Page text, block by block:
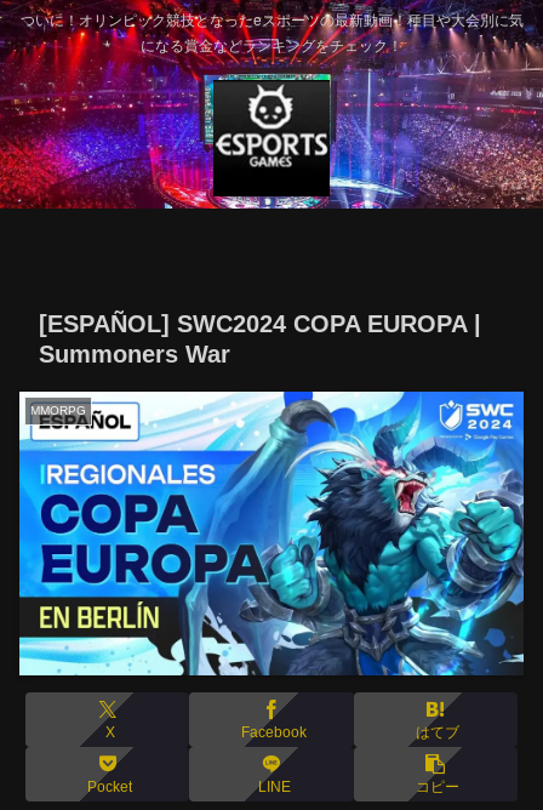
ついに！オリンピック競技となったeスポーツの最新動画！種目や大会別に気
になる賞金などランキングをチェック！
[ESPAÑOL] SWC2024 COPA EUROPA |
Summoners War
MMORPG
X Facebook はてブ
Pocket LINE コピー